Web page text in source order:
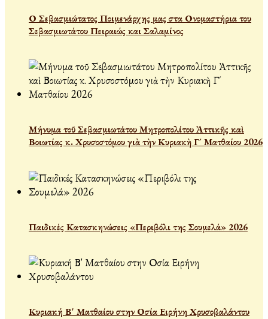
Ο Σεβασμιώτατος Ποιμενάρχης μας στα Ονομαστήρια του
Σεβασμιωτάτου Πειραιώς και Σαλαμίνος
Μήνυμα τοῦ Σεβασμιωτάτου Μητροπολίτου Ἀττικῆς καὶ
Βοιωτίας κ. Χρυσοστόμου γιὰ τὴν Κυριακὴ Γ´ Ματθαίου 2026
Παιδικές Κατασκηνώσεις «Περιβόλι της Σουμελά» 2026
Κυριακή Β' Ματθαίου στην Οσία Ειρήνη Χρυσοβαλάντου